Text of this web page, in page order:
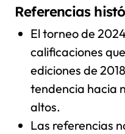
Referencias
El torneo de
calificaciones
ediciones de
tendencia hacia
altos.
Las referencias